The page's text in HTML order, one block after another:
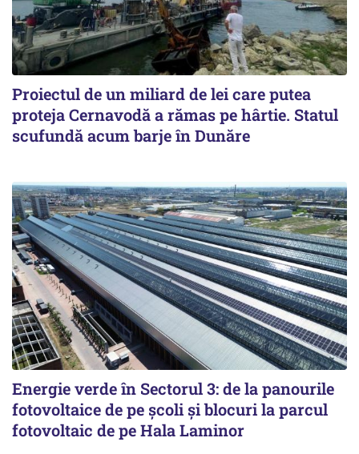
Proiectul de un miliard de lei care putea
proteja Cernavodă a rămas pe hârtie. Statul
scufundă acum barje în Dunăre
Energie verde în Sectorul 3: de la panourile
fotovoltaice de pe școli și blocuri la parcul
fotovoltaic de pe Hala Laminor